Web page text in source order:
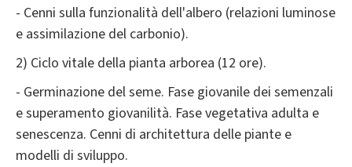
- Cenni sulla funzionalità dell'albero (relazioni luminose
e assimilazione del carbonio).
2) Ciclo vitale della pianta arborea (12 ore).
- Germinazione del seme. Fase giovanile dei semenzali
e superamento giovanilità. Fase vegetativa adulta e
senescenza. Cenni di architettura delle piante e
modelli di sviluppo.